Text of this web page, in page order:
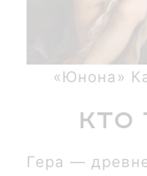
«Юнона»
Кто
Гера —